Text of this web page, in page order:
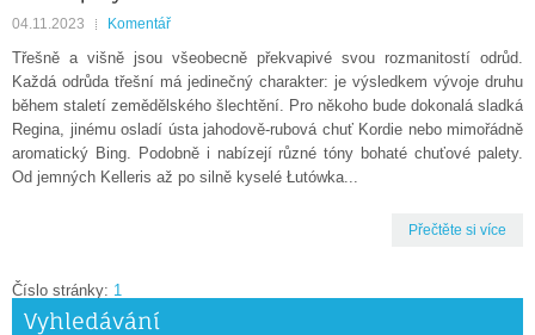
04.11.2023 Komentář
Třešně a višně jsou všeobecně překvapivé svou rozmanitostí odrůd.
Každá odrůda třešní má jedinečný charakter: je výsledkem vývoje druhu
během staletí zemědělského šlechtění. Pro někoho bude dokonalá sladká
Regina, jinému osladí ústa jahodově-rubová chuť Kordie nebo mimořádně
aromatický Bing. Podobně i nabízejí různé tóny bohaté chuťové palety.
Od jemných Kelleris až po silně kyselé Łutówka...
Přečtěte si více
Číslo stránky: 1
Vyhledávání